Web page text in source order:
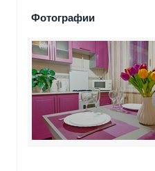
Фотографии